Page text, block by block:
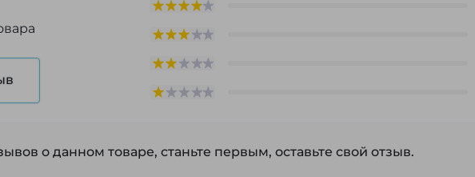
о данном товаре, станьте первым, оставьте свой отзыв.